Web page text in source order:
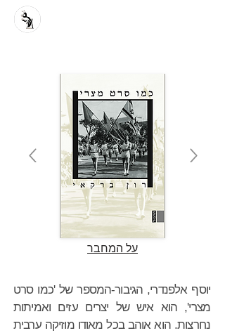
על המחבר
יוסף אלפנדרי, הגיבור-המספר של 'כמו סרט
מצרי', הוא איש של יצרים עזים ואמיתות
נחרצות. הוא אוהב בכל מאודו מוזיקה ערבית